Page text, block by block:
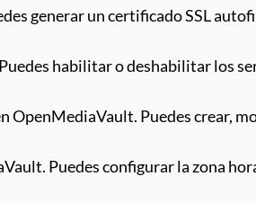
generar un certificado SSL
habilitar o deshabilitar los
OpenMediaVault. Puedes crear,
Puedes configurar la zona